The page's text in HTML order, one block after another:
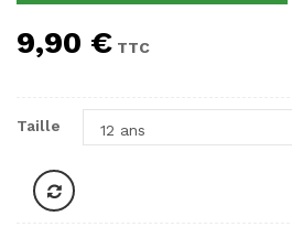
9,90 € TTC
Taille